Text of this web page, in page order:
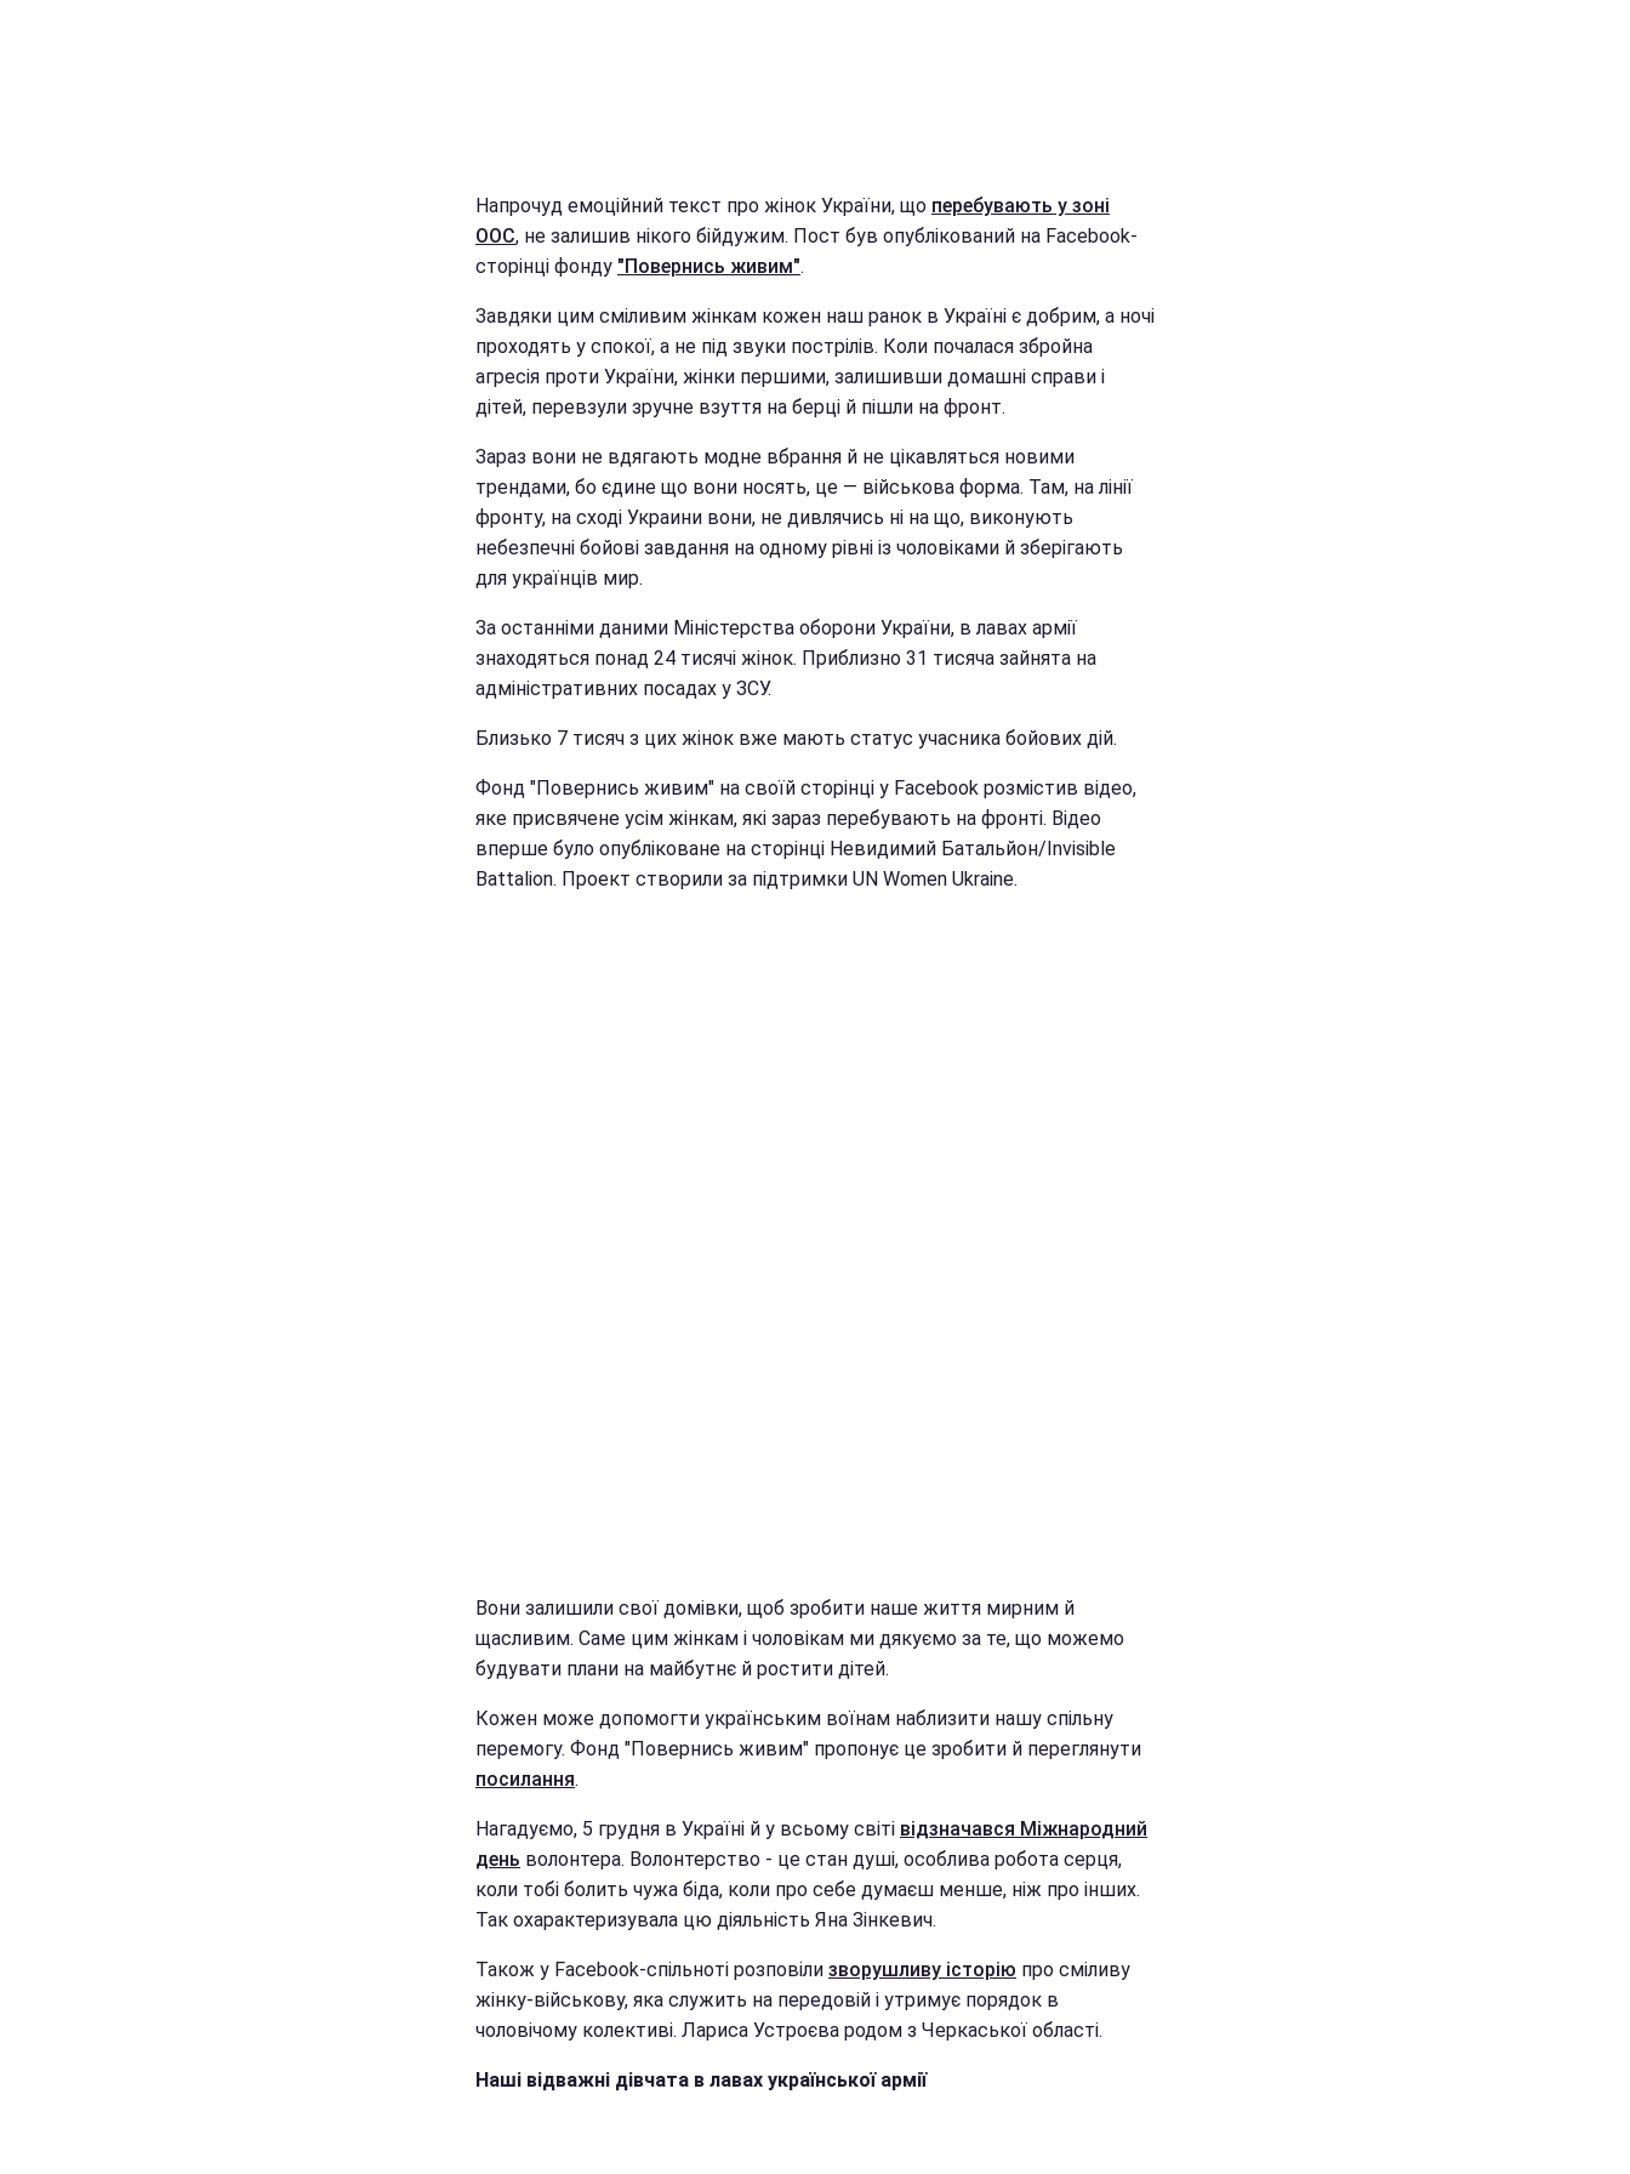
Напрочуд емоційний текст про жінок України, що перебувають у зоні
ООС, не залишив нікого бійдужим. Пост був опублікований на Facebook-
сторінці фонду "Повернись живим".
Завдяки цим сміливим жінкам кожен наш ранок в Україні є добрим, а ночі
проходять у спокої, а не під звуки пострілів. Коли почалася збройна
агресія проти України, жінки першими, залишивши домашні справи і
дітей, перевзули зручне взуття на берці й пішли на фронт.
Зараз вони не вдягають модне вбрання й не цікавляться новими
трендами, бо єдине що вони носять, це — військова форма. Там, на лінії
фронту, на сході Украини вони, не дивлячись ні на що, виконують
небезпечні бойові завдання на одному рівні із чоловіками й зберігають
для українців мир.
За останніми даними Міністерства оборони України, в лавах армії
знаходяться понад 24 тисячі жінок. Приблизно 31 тисяча зайнята на
адміністративних посадах у ЗСУ.
Близько 7 тисяч з цих жінок вже мають статус учасника бойових дій.
Фонд "Повернись живим" на своїй сторінці у Facebook розмістив відео,
яке присвячене усім жінкам, які зараз перебувають на фронті. Відео
вперше було опубліковане на сторінці Невидимий Батальйон/Invisible
Battalion. Проект створили за підтримки UN Women Ukraine.
Вони залишили свої домівки, щоб зробити наше життя мирним й
щасливим. Саме цим жінкам і чоловікам ми дякуємо за те, що можемо
будувати плани на майбутнє й ростити дітей.
Кожен може допомогти українським воїнам наблизити нашу спільну
перемогу. Фонд "Повернись живим" пропонує це зробити й переглянути
посилання.
Нагадуємо, 5 грудня в Україні й у всьому світі відзначався Міжнародний
день волонтера. Волонтерство - це стан душі, особлива робота серця,
коли тобі болить чужа біда, коли про себе думаєш менше, ніж про інших.
Так охарактеризувала цю діяльність Яна Зінкевич.
Також у Facebook-спільноті розповіли зворушливу історію про сміливу
жінку-військову, яка служить на передовій і утримує порядок в
чоловічому колективі. Лариса Устроєва родом з Черкаської області.
Наші відважні дівчата в лавах української армії